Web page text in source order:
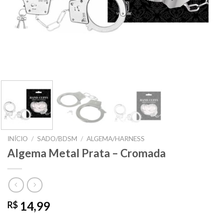
INÍCIO / SADO/BDSM / ALGEMA/HARNESS
Algema Metal Prata – Cromada
R$ 14,99